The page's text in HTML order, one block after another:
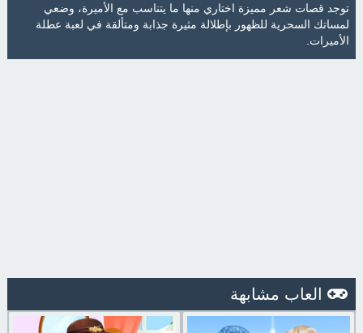
توجد قصات شعر مميزة اختاري منها ما يتناسب مع الأميرة، وضعي
لمساتك السحرية للظهور بإطلالة مثيرة جذابة ومتألقة في لعبة عطلة
الأميرات.
العاب مشابهة